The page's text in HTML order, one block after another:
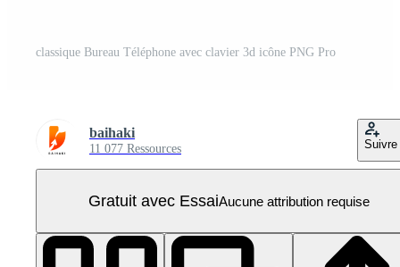
classique Bureau Téléphone avec clavier 3d icône PNG Pro
baihaki
11 077 Ressources Suivre
Gratuit avec EssaiAucune attribution requise